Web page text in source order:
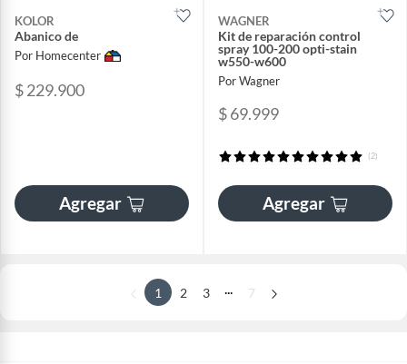
KOLOR
Abanico de
Por Homecenter
$ 229.900
Agregar
WAGNER
Kit de reparación control
spray 100-200 opti-stain
w550-w600
Por Wagner
$ 69.999
(2)
Agregar
1 2 3 7